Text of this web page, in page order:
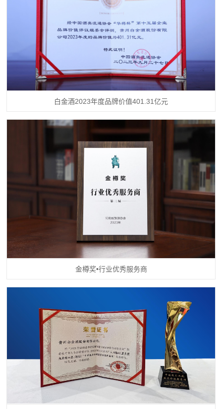
白金酒2023年度品牌价值401.31亿元
金樽奖•行业优秀服务商